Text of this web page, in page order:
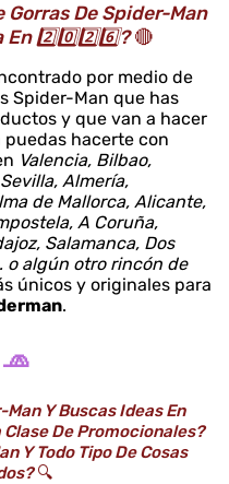
De Spider-Man
2️⃣0️⃣2️⃣6️⃣?🔴
por medio de
Spider-Man que has
y que van a hacer
hacerte con
Valencia, Bilbao,
Almería,
de Mallorca, Alicante,
A Coruña,
Salamanca, Dos
o algún otro rincón de
únicos y originales para
.
Y Buscas Ideas En
De Promocionales?
Y Todo Tipo De Cosas
🔍